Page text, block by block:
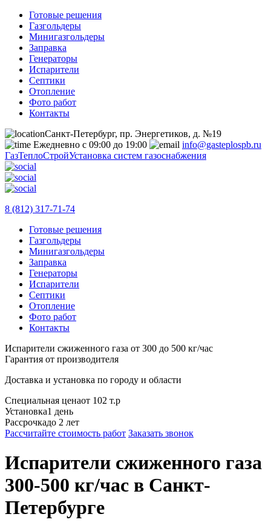
Готовые решения
Газгольдеры
Минигазгольдеры
Заправка
Генераторы
Испарители
Септики
Отопление
Фото работ
Контакты
Санкт-Петербург, пр. Энергетиков, д. №19
Ежедневно с 09:00 до 19:00
info@gasteplospb.ru
ГазТеплоСтройУстановка систем газоснабжения
8 (812) 317-71-74
Готовые решения
Газгольдеры
Минигазгольдеры
Заправка
Генераторы
Испарители
Септики
Отопление
Фото работ
Контакты
Испарители сжиженного газа от 300 до 500 кг/час
Гарантия от производителя
Доставка и установка по городу и области
Специальная ценаот 102 т.р
Установка1 день
Рассрочкадо 2 лет
Рассчитайте стоимость работ Заказать звонок
Испарители сжиженного газа
300-500 кг/час в Санкт-
Петербурге